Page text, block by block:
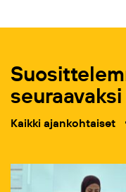
seuraavaksi
Kaikki ajankohtaiset